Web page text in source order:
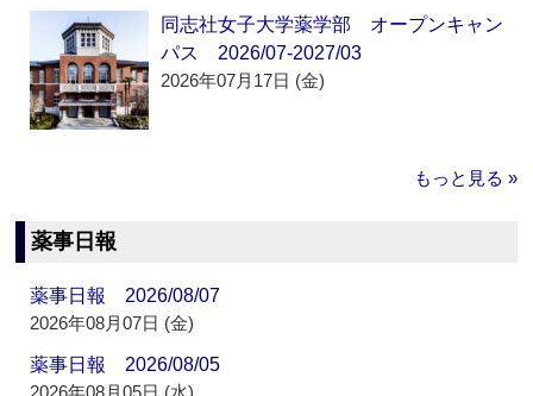
同志社女子大学薬学部 オープンキャン
パス 2026/07-2027/03
2026年07月17日 (金)
もっと見る »
薬事日報
薬事日報 2026/08/07
2026年08月07日 (金)
薬事日報 2026/08/05